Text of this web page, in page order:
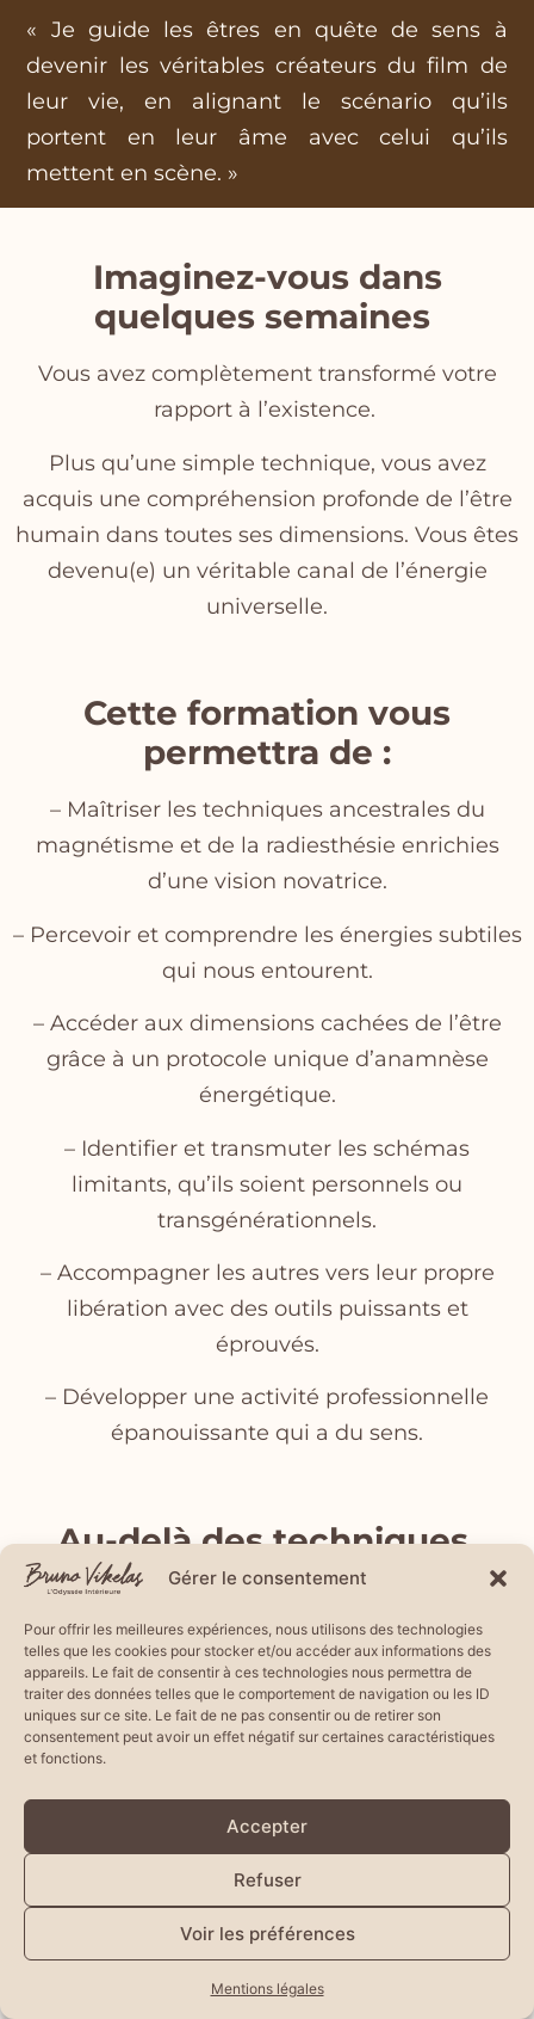
Gérer le consentement
Pour offrir les meilleures expériences, nous utilisons des technologies
telles que les cookies pour stocker et/ou accéder aux informations des
appareils. Le fait de consentir à ces technologies nous permettra de
traiter des données telles que le comportement de navigation ou les ID
uniques sur ce site. Le fait de ne pas consentir ou de retirer son
consentement peut avoir un effet négatif sur certaines caractéristiques
et fonctions.
Accepter
Refuser
Voir les préférences
Mentions légales
« Je guide les êtres en quête de sens à
devenir les véritables créateurs du film de
leur vie, en alignant le scénario qu’ils
portent en leur âme avec celui qu’ils
mettent en scène. »
Imaginez-vous dans
quelques semaines
Vous avez complètement transformé votre
rapport à l’existence.
Plus qu’une simple technique, vous avez
acquis une compréhension profonde de l’être
humain dans toutes ses dimensions. Vous êtes
devenu(e) un véritable canal de l’énergie
universelle.
Cette formation vous
permettra de :
– Maîtriser les techniques ancestrales du
magnétisme et de la radiesthésie enrichies
d’une vision novatrice.
– Percevoir et comprendre les énergies subtiles
qui nous entourent.
– Accéder aux dimensions cachées de l’être
grâce à un protocole unique d’anamnèse
énergétique.
– Identifier et transmuter les schémas
limitants, qu’ils soient personnels ou
transgénérationnels.
– Accompagner les autres vers leur propre
libération avec des outils puissants et
éprouvés.
– Développer une activité professionnelle
épanouissante qui a du sens.
Au-delà des techniques,
vous acquerrez :
– Une nouvelle compréhension de votre propre
existence.
– La capacité à lire et interpréter les structures
– L’art de naviguer entre les différentes
dimensions de l’être.
– La maîtrise de protocoles uniques de
guérison.
– Une connexion profonde avec l’énergie